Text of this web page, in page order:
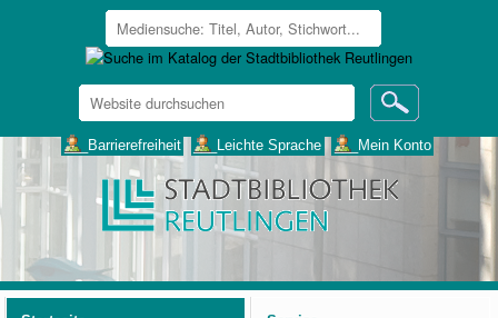
Website
durchsuchen
___Barrierefreiheit ___Leichte Sprache ___Mein Konto